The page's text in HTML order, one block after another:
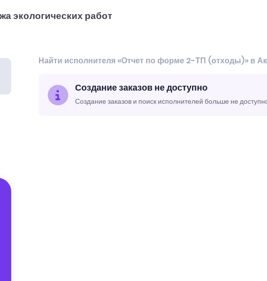
экологических работ
Найти исполнителя «Отчет по форме 2-ТП (отходы)» в
Создание заказов не доступно
Создание заказов и поиск исполнителей больше не